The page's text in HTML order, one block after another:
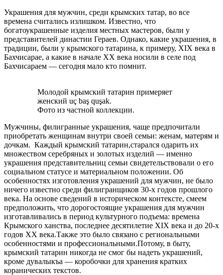
Украшения для мужчин, среди крымских татар, во все
времена считались излишком. Известно, что
богатоукрашенные изделия местных мастеров, были у
представителей династии Гераев. Однако, какие украшения, в
традиции, были у крымского татарина, к примеру, XIX века в
Бахчисарае, а какие в начале XX века носили в селе под
Бахчисараем — сегодня мало кто помнит.
Молодой крымский татарин примеряет
женский uç baş quşak.
Фото из частной коллекции.
Мужчины, филигранные украшения, чаще предпочитали
приобретать женщинам внутри своей семьи: женам, матерям и
дочкам. Каждый крымский татарин,старался одарить их
множеством серебряных и золотых изделий — именно
украшения представительниц семьи свидетельствовали о его
социальном статусе и материальном положении. Об
особенностях изготовления украшений для мужчин, не было
ничего известно среди филигранщиков 30-х годов прошлого
века. На основе сведений в историческом контексте, смеем
предположить, что дорогостоящие украшения для мужчин
изготавливались в период культурного подъема: времена
Крымского ханства, последнее десятилетие XIX века и до 20-х
годов ХХ века.Также это было связано с региональными
особенностями и профессиональными.Потому, в быту,
крымский татарин никогда не смог бы надеть украшений,
кроме дувалыкъа — коробочки для хранения кратких
коранических текстов.